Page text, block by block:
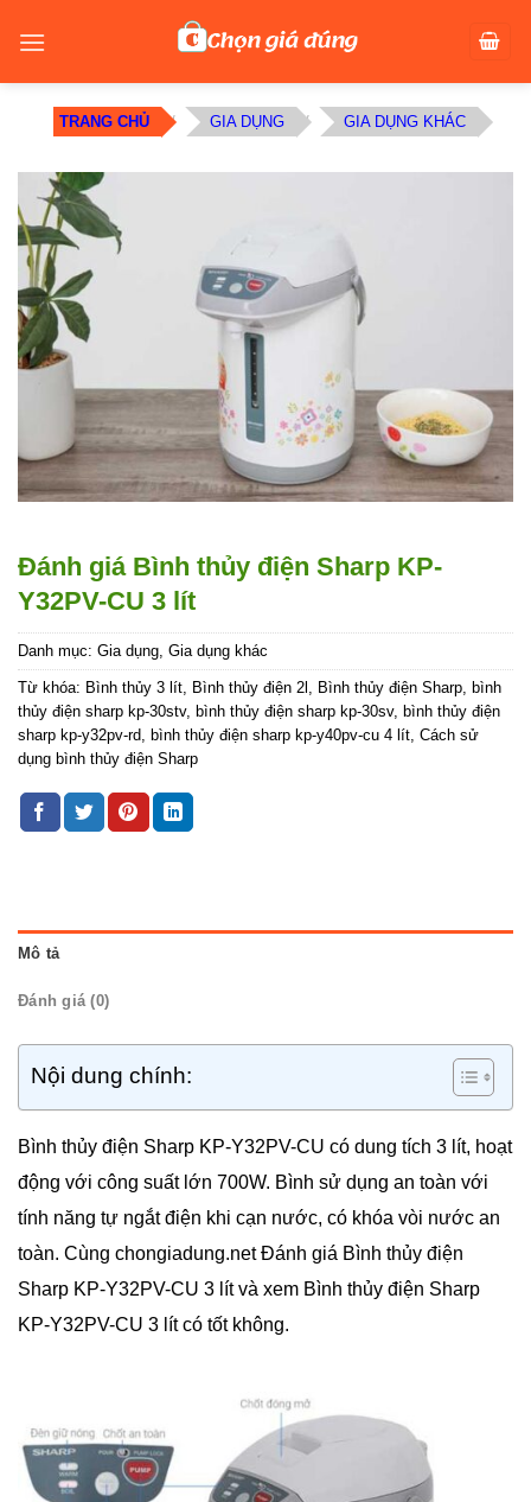
TRANG CHỦ / GIA DỤNG / GIA DỤNG KHÁC
Đánh giá Bình thủy điện Sharp KP-
Y32PV-CU 3 lít
Danh mục: Gia dụng, Gia dụng khác
Từ khóa: Bình thủy 3 lít, Bình thủy điện 2l , Bình thủy điện Sharp, bình
thủy điện sharp kp-30stv, bình thủy điện sharp kp-30sv, bình thủy điện
sharp kp-y32pv-rd, bình thủy điện sharp kp-y40pv-cu 4 lít, Cách sử
dụng bình thủy điện Sharp
Mô tả
Đánh giá (0)
Nội dung chính:
Bình thủy điện Sharp KP-Y32PV-CU có dung tích 3 lít, hoạt
động với công suất lớn 700W. Bình sử dụng an toàn với
tính năng tự ngắt điện khi cạn nước, có khóa vòi nước an
toàn. Cùng chongiadung.net Đánh giá Bình thủy điện
Sharp KP-Y32PV-CU 3 lít và xem Bình thủy điện Sharp
KP-Y32PV-CU 3 lít có tốt không.